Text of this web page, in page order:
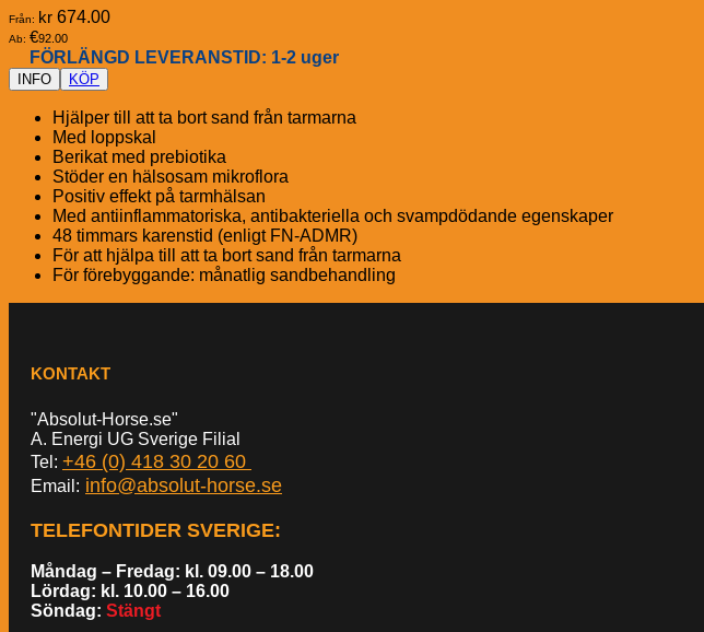
Från: kr 674.00
Ab: €92.00
FÖRLÄNGD LEVERANSTID: 1-2 uger
INFO KÖP
Hjälper till att ta bort sand från tarmarna
Med loppskal
Berikat med prebiotika
Stöder en hälsosam mikroflora
Positiv effekt på tarmhälsan
Med antiinflammatoriska, antibakteriella och svampdödande egenskaper
48 timmars karenstid (enligt FN-ADMR)
För att hjälpa till att ta bort sand från tarmarna
För förebyggande: månatlig sandbehandling
KONTAKT
"Absolut-Horse.se"
A. Energi UG Sverige Filial
Tel: +46 (0) 418 30 20 60
Email: info@absolut-horse.se
TELEFONTIDER SVERIGE:
Måndag – Fredag: kl. 09.00 – 18.00
Lördag: kl. 10.00 – 16.00
Söndag: Stängt